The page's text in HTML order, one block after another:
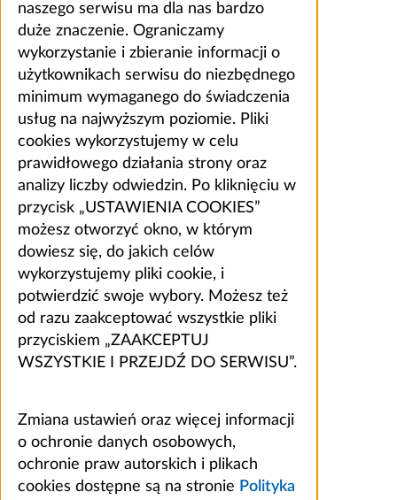
naszego serwisu ma dla nas bardzo
duże znaczenie. Ograniczamy
wykorzystanie i zbieranie informacji o
użytkownikach serwisu do niezbędnego
minimum wymaganego do świadczenia
usług na najwyższym poziomie. Pliki
cookies wykorzystujemy w celu
prawidłowego działania strony oraz
analizy liczby odwiedzin. Po kliknięciu w
przycisk „USTAWIENIA COOKIES”
możesz otworzyć okno, w którym
dowiesz się, do jakich celów
wykorzystujemy pliki cookie, i
potwierdzić swoje wybory. Możesz też
od razu zaakceptować wszystkie pliki
przyciskiem „ZAAKCEPTUJ
WSZYSTKIE I PRZEJDŹ DO SERWISU”.
Zmiana ustawień oraz więcej informacji
o ochronie danych osobowych,
ochronie praw autorskich i plikach
cookies dostępne są na stronie Polityka